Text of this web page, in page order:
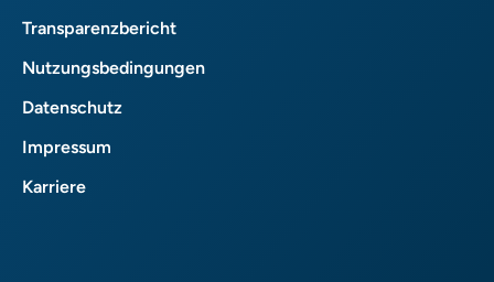
Transparenzbericht
Nutzungsbedingungen
Datenschutz
Impressum
Karriere